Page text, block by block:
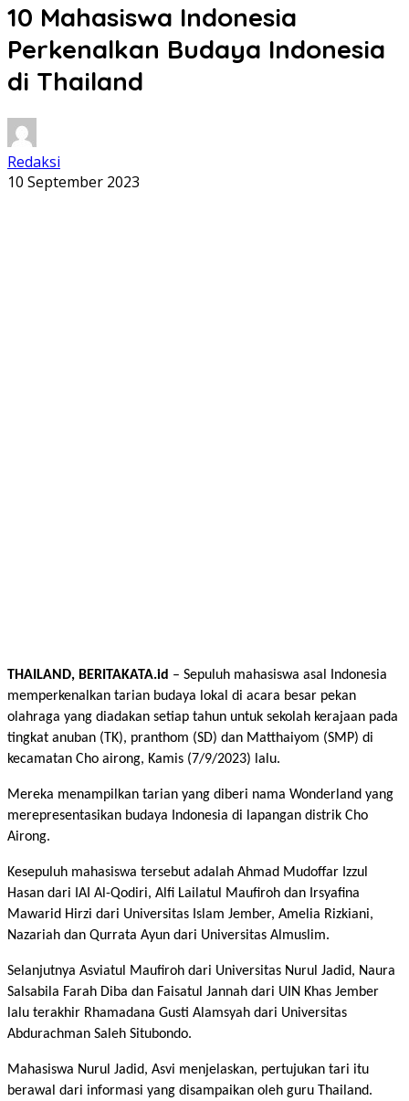
10 Mahasiswa Indonesia
Perkenalkan Budaya Indonesia
di Thailand
Redaksi
10 September 2023
THAILAND, BERITAKATA.id – Sepuluh mahasiswa asal Indonesia
memperkenalkan tarian budaya lokal di acara besar pekan
olahraga yang diadakan setiap tahun untuk sekolah kerajaan pada
tingkat anuban (TK), pranthom (SD) dan Matthaiyom (SMP) di
kecamatan Cho airong, Kamis (7/9/2023) lalu.
Mereka menampilkan tarian yang diberi nama Wonderland yang
merepresentasikan budaya Indonesia di lapangan distrik Cho
Airong.
Kesepuluh mahasiswa tersebut adalah Ahmad Mudoffar Izzul
Hasan dari IAI Al-Qodiri, Alfi Lailatul Maufiroh dan Irsyafina
Mawarid Hirzi dari Universitas Islam Jember, Amelia Rizkiani,
Nazariah dan Qurrata Ayun dari Universitas Almuslim.
Selanjutnya Asviatul Maufiroh dari Universitas Nurul Jadid, Naura
Salsabila Farah Diba dan Faisatul Jannah dari UIN Khas Jember
lalu terakhir Rhamadana Gusti Alamsyah dari Universitas
Abdurachman Saleh Situbondo.
Mahasiswa Nurul Jadid, Asvi menjelaskan, pertujukan tari itu
berawal dari informasi yang disampaikan oleh guru Thailand.